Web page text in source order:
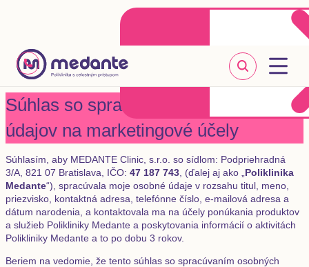
Klientske centrum
+421 2 20 302 303
Súhlas so spracúvaním osobných
údajov na marketingové účely
Súhlasím, aby MEDANTE Clinic, s.r.o. so sídlom: Podpriehradná
3/A, 821 07 Bratislava, IČO: 47 187 743 , (ďalej aj ako „ Poliklinika
Medante“), spracúvala moje osobné údaje v rozsahu titul, meno,
priezvisko, kontaktná adresa, telefónne číslo, e-mailová adresa a
dátum narodenia, a kontaktovala ma na účely ponúkania produktov
a služieb Polikliniky Medante a poskytovania informácií o aktivitách
Polikliniky Medante a to po dobu 3 rokov.
Beriem na vedomie, že tento súhlas so spracúvaním osobných